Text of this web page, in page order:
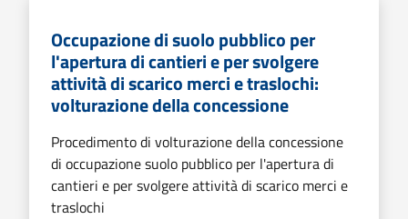
Occupazione di suolo pubblico per
l'apertura di cantieri e per svolgere
attività di scarico merci e traslochi:
volturazione della concessione
Procedimento di volturazione della concessione
di occupazione suolo pubblico per l'apertura di
cantieri e per svolgere attività di scarico merci e
traslochi